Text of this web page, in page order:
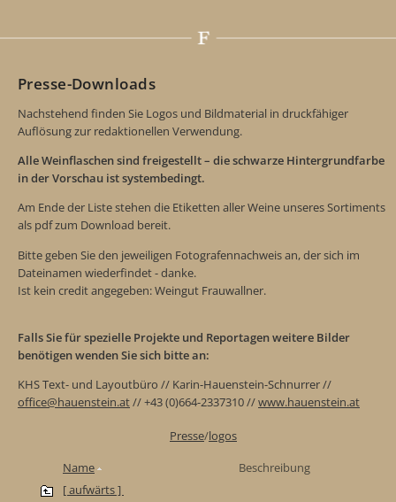
Presse-Downloads
Nachstehend finden Sie Logos und Bildmaterial in druckfähiger
Auflösung zur redaktionellen Verwendung.
Alle Weinflaschen sind freigestellt – die schwarze Hintergrundfarbe
in der Vorschau ist systembedingt.
Am Ende der Liste stehen die Etiketten aller Weine unseres Sortiments
als pdf zum Download bereit.
Bitte geben Sie den jeweiligen Fotografennachweis an, der sich im
Dateinamen wiederfindet - danke.
Ist kein credit angegeben: Weingut Frauwallner.
Falls Sie für spezielle Projekte und Reportagen weitere Bilder
benötigen wenden Sie sich bitte an:
KHS Text- und Layoutbüro // Karin-Hauenstein-Schnurrer //
office@hauenstein.at// +43 (0)664-2337310 //www.hauenstein.at
Presse/logos
Name
Beschreibung
[ aufwärts ]